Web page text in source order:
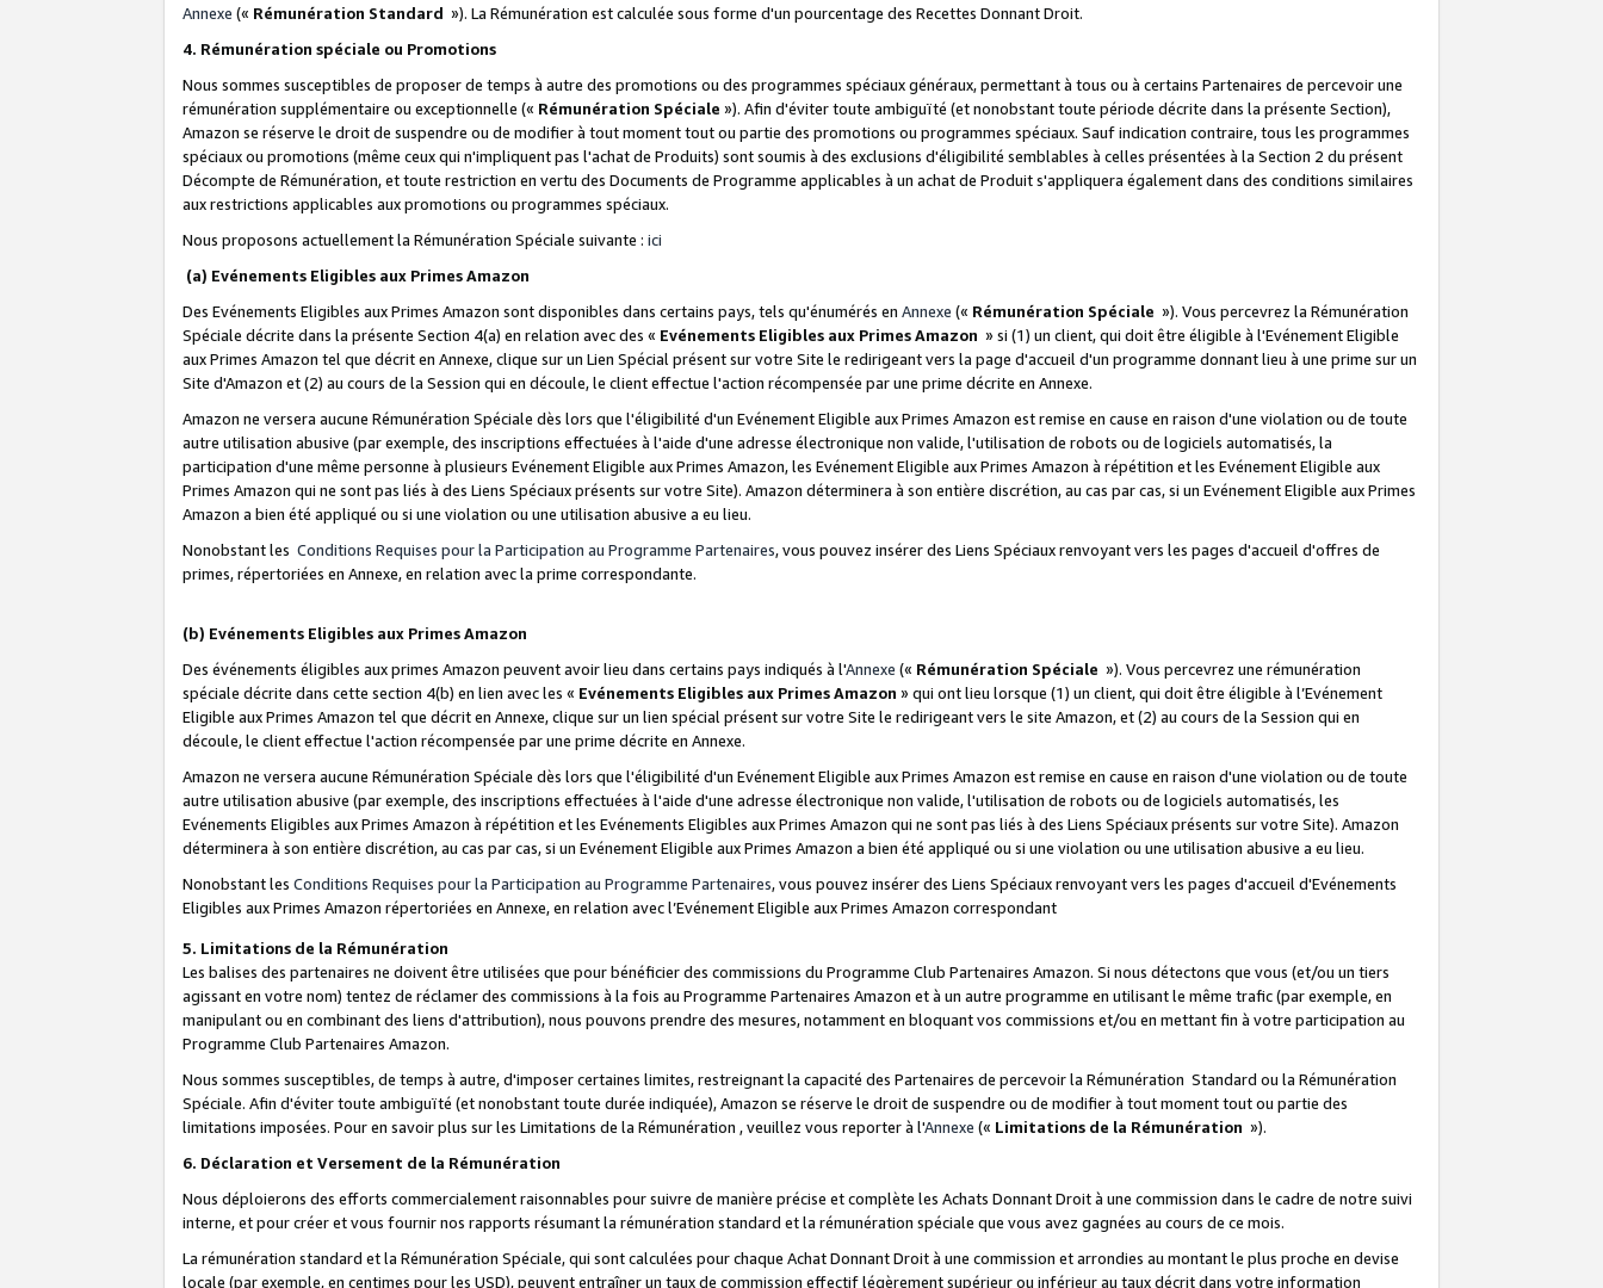
Annexe (« Rémunération Standard »). La Rémunération est calculée sous forme d'un pourcentage des Recettes Donnant Droit.
4. Rémunération spéciale ou Promotions
Nous sommes susceptibles de proposer de temps à autre des promotions ou des programmes spéciaux généraux, permettant à tous ou à certains Partenaires de percevoir une
rémunération supplémentaire ou exceptionnelle (« Rémunération Spéciale »). Afin d'éviter toute ambiguïté (et nonobstant toute période décrite dans la présente Section),
Amazon se réserve le droit de suspendre ou de modifier à tout moment tout ou partie des promotions ou programmes spéciaux. Sauf indication contraire, tous les programmes
spéciaux ou promotions (même ceux qui n'impliquent pas l'achat de Produits) sont soumis à des exclusions d'éligibilité semblables à celles présentées à la Section 2 du présent
Décompte de Rémunération, et toute restriction en vertu des Documents de Programme applicables à un achat de Produit s'appliquera également dans des conditions similaires
aux restrictions applicables aux promotions ou programmes spéciaux.
Nous proposons actuellement la Rémunération Spéciale suivante : ici
(a) Evénements Eligibles aux Primes Amazon
Des Evénements Eligibles aux Primes Amazon sont disponibles dans certains pays, tels qu'énumérés en Annexe (« Rémunération Spéciale »). Vous percevrez la Rémunération
Spéciale décrite dans la présente Section 4(a) en relation avec des « Evénements Eligibles aux Primes Amazon » si (1) un client, qui doit être éligible à l'Evénement Eligible
aux Primes Amazon tel que décrit en Annexe, clique sur un Lien Spécial présent sur votre Site le redirigeant vers la page d'accueil d'un programme donnant lieu à une prime sur un
Site d'Amazon et (2) au cours de la Session qui en découle, le client effectue l'action récompensée par une prime décrite en Annexe.
Amazon ne versera aucune Rémunération Spéciale dès lors que l'éligibilité d'un Evénement Eligible aux Primes Amazon est remise en cause en raison d'une violation ou de toute
autre utilisation abusive (par exemple, des inscriptions effectuées à l'aide d'une adresse électronique non valide, l'utilisation de robots ou de logiciels automatisés, la
participation d'une même personne à plusieurs Evénement Eligible aux Primes Amazon, les Evénement Eligible aux Primes Amazon à répétition et les Evénement Eligible aux
Primes Amazon qui ne sont pas liés à des Liens Spéciaux présents sur votre Site). Amazon déterminera à son entière discrétion, au cas par cas, si un Evénement Eligible aux Primes
Amazon a bien été appliqué ou si une violation ou une utilisation abusive a eu lieu.
Nonobstant les Conditions Requises pour la Participation au Programme Partenaires, vous pouvez insérer des Liens Spéciaux renvoyant vers les pages d'accueil d'offres de
primes, répertoriées en Annexe, en relation avec la prime correspondante.
(b) Evénements Eligibles aux Primes Amazon
Des événements éligibles aux primes Amazon peuvent avoir lieu dans certains pays indiqués à l'Annexe (« Rémunération Spéciale »). Vous percevrez une rémunération
spéciale décrite dans cette section 4(b) en lien avec les « Evénements Eligibles aux Primes Amazon » qui ont lieu lorsque (1) un client, qui doit être éligible à l’Evénement
Eligible aux Primes Amazon tel que décrit en Annexe, clique sur un lien spécial présent sur votre Site le redirigeant vers le site Amazon, et (2) au cours de la Session qui en
découle, le client effectue l'action récompensée par une prime décrite en Annexe.
Amazon ne versera aucune Rémunération Spéciale dès lors que l'éligibilité d'un Evénement Eligible aux Primes Amazon est remise en cause en raison d'une violation ou de toute
autre utilisation abusive (par exemple, des inscriptions effectuées à l'aide d'une adresse électronique non valide, l'utilisation de robots ou de logiciels automatisés, les
Evénements Eligibles aux Primes Amazon à répétition et les Evénements Eligibles aux Primes Amazon qui ne sont pas liés à des Liens Spéciaux présents sur votre Site). Amazon
déterminera à son entière discrétion, au cas par cas, si un Evénement Eligible aux Primes Amazon a bien été appliqué ou si une violation ou une utilisation abusive a eu lieu.
Nonobstant les Conditions Requises pour la Participation au Programme Partenaires, vous pouvez insérer des Liens Spéciaux renvoyant vers les pages d'accueil d'Evénements
Eligibles aux Primes Amazon répertoriées en Annexe, en relation avec l’Evénement Eligible aux Primes Amazon correspondant
5. Limitations de la Rémunération
Les balises des partenaires ne doivent être utilisées que pour bénéficier des commissions du Programme Club Partenaires Amazon. Si nous détectons que vous (et/ou un tiers
agissant en votre nom) tentez de réclamer des commissions à la fois au Programme Partenaires Amazon et à un autre programme en utilisant le même trafic (par exemple, en
manipulant ou en combinant des liens d'attribution), nous pouvons prendre des mesures, notamment en bloquant vos commissions et/ou en mettant fin à votre participation au
Programme Club Partenaires Amazon.
Nous sommes susceptibles, de temps à autre, d'imposer certaines limites, restreignant la capacité des Partenaires de percevoir la Rémunération Standard ou la Rémunération
Spéciale. Afin d'éviter toute ambiguïté (et nonobstant toute durée indiquée), Amazon se réserve le droit de suspendre ou de modifier à tout moment tout ou partie des
limitations imposées. Pour en savoir plus sur les Limitations de la Rémunération , veuillez vous reporter à l'Annexe (« Limitations de la Rémunération »).
6. Déclaration et Versement de la Rémunération
Nous déploierons des efforts commercialement raisonnables pour suivre de manière précise et complète les Achats Donnant Droit à une commission dans le cadre de notre suivi
interne, et pour créer et vous fournir nos rapports résumant la rémunération standard et la rémunération spéciale que vous avez gagnées au cours de ce mois.
La rémunération standard et la Rémunération Spéciale, qui sont calculées pour chaque Achat Donnant Droit à une commission et arrondies au montant le plus proche en devise
locale (par exemple, en centimes pour les USD), peuvent entraîner un taux de commission effectif légèrement supérieur ou inférieur au taux décrit dans votre information